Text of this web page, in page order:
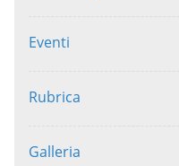
Eventi
Rubrica
Galleria